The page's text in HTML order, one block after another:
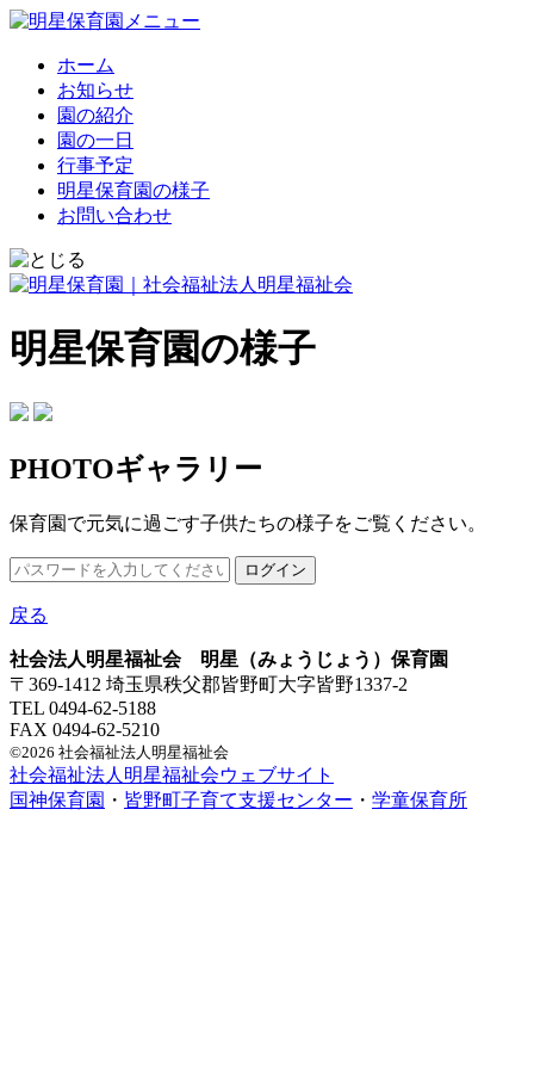
ホーム
お知らせ
園の紹介
園の一日
行事予定
明星保育園の様子
お問い合わせ
明星保育園の様子
PHOTOギャラリー
保育園で元気に過ごす子供たちの様子をご覧ください。
戻る
社会法人明星福祉会 明星（みょうじょう）保育園
〒369-1412 埼玉県秩父郡皆野町大字皆野1337-2
TEL 0494-62-5188
FAX 0494-62-5210
©2026 社会福祉法人明星福祉会
社会福祉法人明星福祉会ウェブサイト
国神保育園 ・ 皆野町子育て支援センター ・ 学童保育所